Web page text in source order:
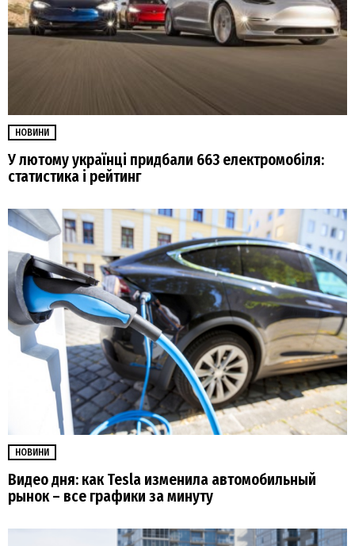
НОВИНИ
У лютому українці придбали 663 електромобіля:
статистика і рейтинг
НОВИНИ
Видео дня: как Tesla изменила автомобильный
рынок – все графики за минуту